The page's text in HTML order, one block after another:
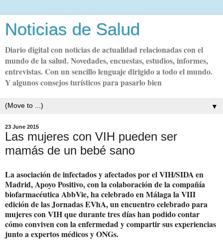
Noticias de Salud
Diario digital con noticias de actualidad relacionadas con el
mundo de la salud. Novedades, encuestas, estudios, informes,
entrevistas. Con un sencillo lenguaje dirigido a todo el mundo.
Y algunos consejos turísticos para pasarlo bien
▼
23 June 2015
Las mujeres con VIH pueden ser
mamás de un bebé sano
La asociación de infectados y afectados por el VIH/SIDA en
Madrid,Apoyo Positivo, con la colaboración de la compañía
biofarmacéutica AbbVie, hacelebradoen Málaga la VIII
edición de las Jornadas EVhA, un encuentro celebrado para
mujeres con VIH que durante tres días han podidocontar
cómo conviven con la enfermedad y compartir sus experiencias
junto a expertos médicos y ONGs.